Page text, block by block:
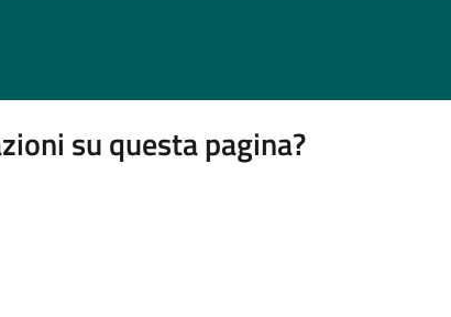
su questa pagina?